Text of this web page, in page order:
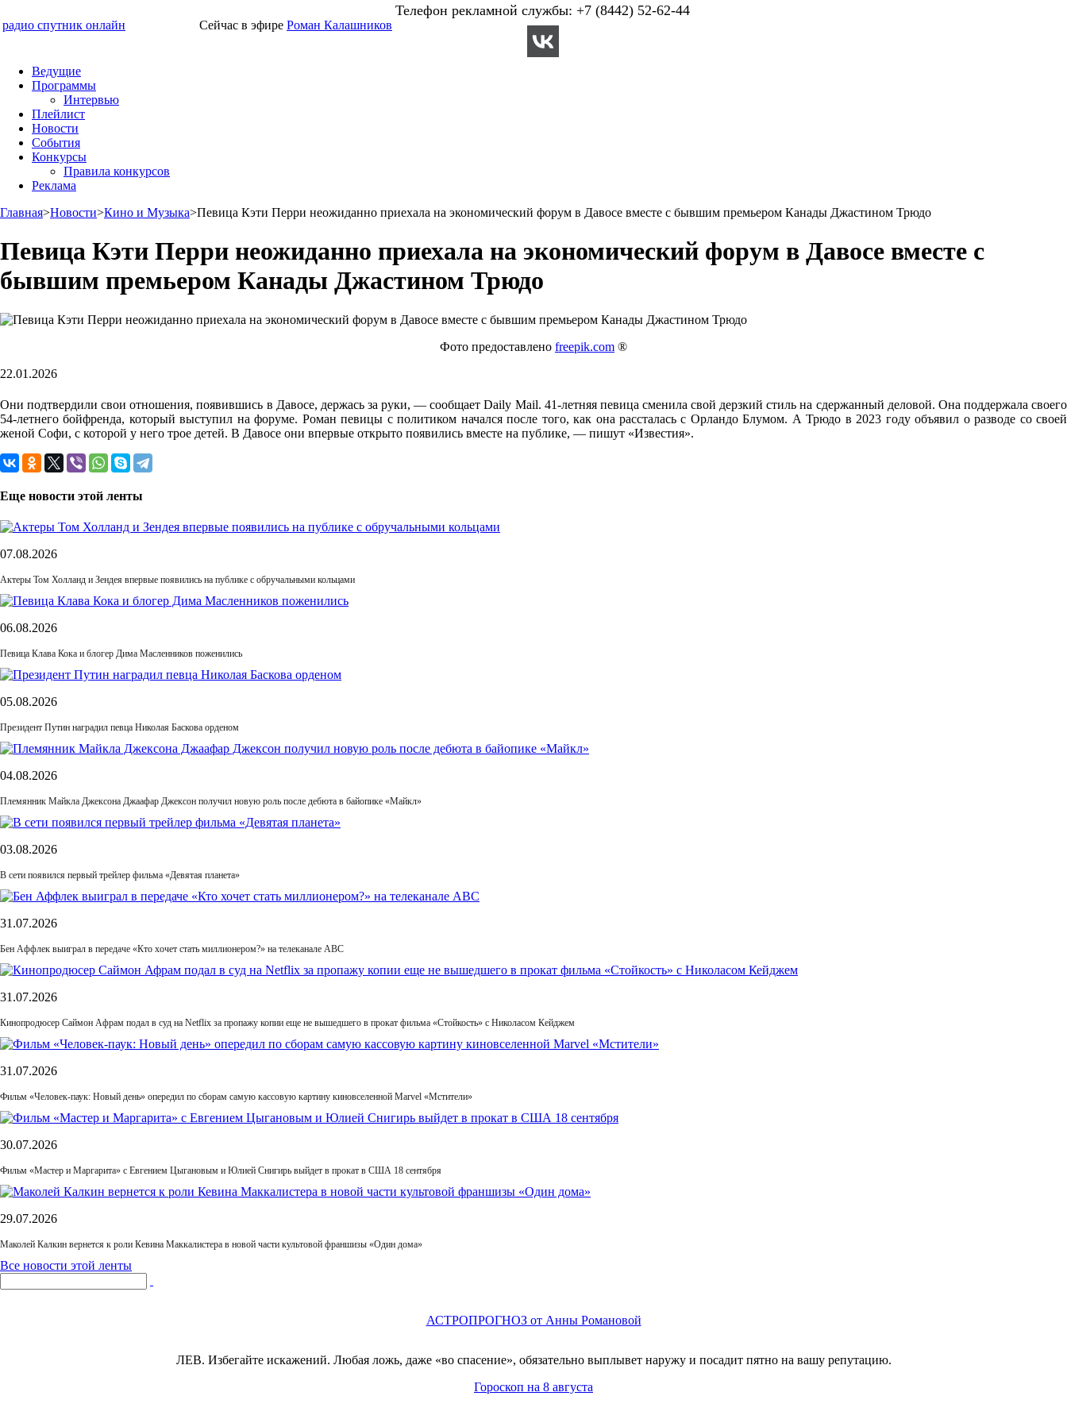
радио спутник онлайн Сейчас в эфире Роман Калашников
Телефон рекламной службы: +7 (8442) 52-62-44
Ведущие
Программы
Интервью
Плейлист
Новости
События
Конкурсы
Правила конкурсов
Реклама
Главная>Новости>Кино и Музыка>Певица Кэти Перри неожиданно приехала на экономический форум в Давосе вместе с бывшим премьером Канады Джастином Трюдо
Певица Кэти Перри неожиданно приехала на экономический форум в Давосе вместе с
бывшим премьером Канады Джастином Трюдо
Фото предоставлено freepik.com ®
22.01.2026
Они подтвердили свои отношения, появившись в Давосе, держась за руки, — сообщает Daily Mail. 41-летняя певица сменила свой дерзкий стиль на сдержанный деловой. Она поддержала своего
54-летнего бойфренда, который выступил на форуме. Роман певицы с политиком начался после того, как она рассталась с Орландо Блумом. А Трюдо в 2023 году объявил о разводе со своей
женой Софи, с которой у него трое детей. В Давосе они впервые открыто появились вместе на публике, — пишут «Известия».
Еще новости этой ленты
07.08.2026
Актеры Том Холланд и Зендея впервые появились на публике с обручальными кольцами
06.08.2026
Певица Клава Кока и блогер Дима Масленников поженились
05.08.2026
Президент Путин наградил певца Николая Баскова орденом
04.08.2026
Племянник Майкла Джексона Джаафар Джексон получил новую роль после дебюта в байопике «Майкл»
03.08.2026
В сети появился первый трейлер фильма «Девятая планета»
31.07.2026
Бен Аффлек выиграл в передаче «Кто хочет стать миллионером?» на телеканале ABC
31.07.2026
Кинопродюсер Саймон Афрам подал в суд на Netflix за пропажу копии еще не вышедшего в прокат фильма «Стойкость» с Николасом Кейджем
31.07.2026
Фильм «Человек-паук: Новый день» опередил по сборам самую кассовую картину киновселенной Marvel «Мстители»
30.07.2026
Фильм «Мастер и Маргарита» с Евгением Цыгановым и Юлией Снигирь выйдет в прокат в США 18 сентября
29.07.2026
Маколей Калкин вернется к роли Кевина Маккалистера в новой части культовой франшизы «Один дома»
Все новости этой ленты
АСТРОПРОГНОЗ от Анны Романовой
ЛЕВ. Избегайте искажений. Любая ложь, даже «во спасение», обязательно выплывет наружу и посадит пятно на вашу репутацию.
Гороскоп на 8 августа